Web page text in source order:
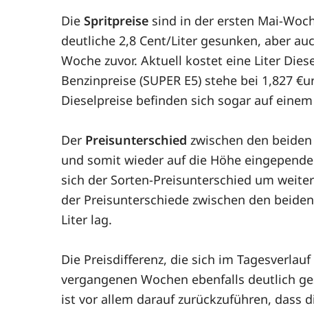
DieSpritpreise sind in der ersten Mai-
deutliche 2,8 Cent/Liter gesunken, aber
Woche zuvor. Aktuell kostet eine Liter
Benzinpreise (SUPER E5) stehe bei 1,827
Dieselpreise befinden sich sogar auf
Der Preisunterschied zwischen den
und somit wieder auf die Höhe
sich der Sorten-Preisunterschied um
der Preisunterschiede zwischen den
Liter lag.
Die Preisdifferenz, die sich im
vergangenen Wochen ebenfalls deutlich
ist vor allem darauf zurückzuführen, dass